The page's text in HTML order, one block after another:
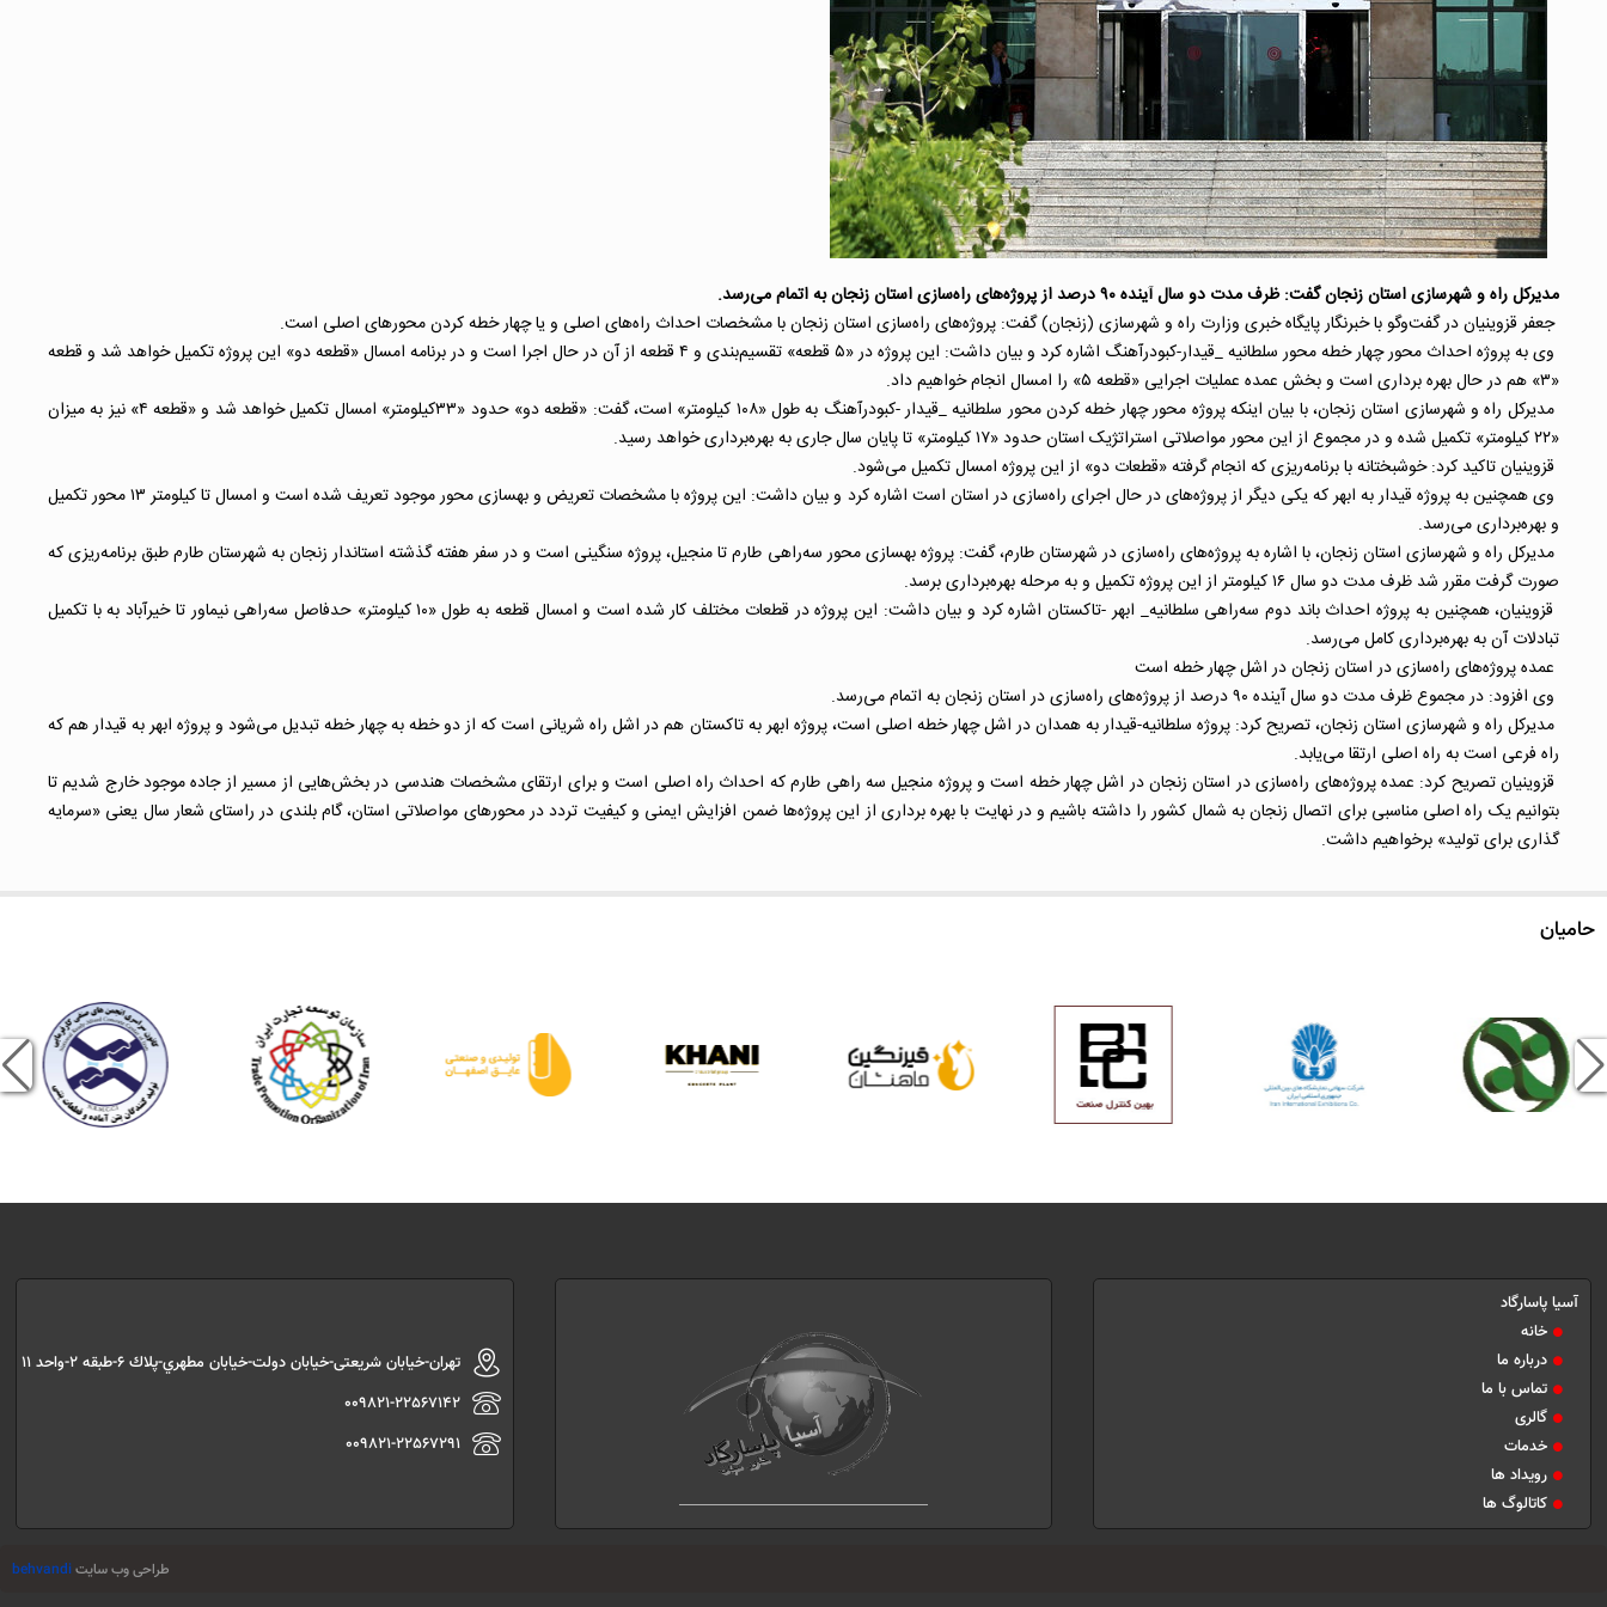
مدیرکل راه و شهرسازی استان زنجان گفت: ظرف مدت دو سال آینده ۹۰ درصد از پروژه‌های راه‌سازی استان زنجان به اتمام می‌رسد.
جعفر قزوینیان در گفت‌وگو با خبرنگار پایگاه خبری وزارت راه و شهرسازی (زنجان) گفت: پروژه‌های راه‌سازی استان زنجان با مشخصات احداث راه‌های اصلی و یا چهار خطه کردن محورهای اصلی است.
وی به پروژه احداث محور چهار خطه محور سلطانیه _قیدار-کبودرآهنگ اشاره کرد و بیان داشت: این پروژه در «۵ قطعه» تقسیم‌بندی و ۴ قطعه از آن در حال اجرا است و در برنامه امسال «قطعه دو» این پروژه تکمیل خواهد شد و قطعه
«۳» هم در حال بهره برداری است و بخش عمده عملیات اجرایی «قطعه ۵» را امسال انجام خواهیم داد.
مدیرکل راه و شهرسازی استان زنجان، با بیان اینکه پروژه محور چهار خطه کردن محور سلطانیه _قیدار -کبودرآهنگ به طول «۱۰۸ کیلومتر» است، گفت: «قطعه دو» حدود «۳۳کیلومتر» امسال تکمیل خواهد شد و «قطعه ۴» نیز به میزان
«۲۲ کیلومتر» تکمیل شده و در مجموع از این محور مواصلاتی استراتژیک استان حدود «۱۷ کیلومتر» تا پایان سال جاری به بهره‌برداری خواهد رسید.
قزوینیان تاکید کرد: خوشبختانه با برنامه‌ریزی که انجام گرفته «قطعات دو» از این پروژه امسال تکمیل می‌شود.
وی همچنین به پروژه قیدار به ابهر که یکی دیگر از پروژه‌های در حال اجرای راه‌سازی در استان است اشاره کرد و بیان داشت: این پروژه با مشخصات تعریض و بهسازی محور موجود تعریف شده است و امسال تا کیلومتر ۱۳ محور تکمیل
و بهره‌برداری می‌رسد.
مدیرکل راه و شهرسازی استان زنجان، با اشاره به پروژه‌های راه‌سازی در شهرستان طارم، گفت: پروژه بهسازی محور سه‌راهی طارم تا منجیل، پروژه سنگینی است و در سفر هفته گذشته استاندار زنجان به شهرستان طارم طبق برنامه‌ریزی که
صورت گرفت مقرر شد ظرف مدت دو سال ۱۶ کیلومتر از این پروژه تکمیل و به مرحله بهره‌برداری برسد.
قزوینیان، همچنین به پروژه احداث باند دوم سه‌راهی سلطانیه_ ابهر -تاکستان اشاره کرد و بیان داشت: این پروژه در قطعات مختلف کار شده است و امسال قطعه به طول «۱۰ کیلومتر» حدفاصل سه‌راهی نیماور تا خیرآباد به با تکمیل
تبادلات آن به بهره‌برداری کامل می‌رسد.
عمده پروژه‌های راه‌سازی در استان زنجان در اشل چهار خطه است
وی افزود: در مجموع ظرف مدت دو سال آینده ۹۰ درصد از پروژه‌های راه‌سازی در استان زنجان به اتمام می‌رسد.
مدیرکل راه و شهرسازی استان زنجان، تصریح کرد: پروژه سلطانیه-قیدار به همدان در اشل چهار خطه اصلی است، پروژه ابهر به تاکستان هم در اشل راه شریانی است که از دو خطه به چهار خطه تبدیل می‌شود و پروژه ابهر به قیدار هم که
راه فرعی است به راه اصلی ارتقا می‌یابد.
قزوینیان تصریح کرد: عمده پروژه‌های راه‌سازی در استان زنجان در اشل چهار خطه است و پروژه منجیل سه راهی طارم که احداث راه اصلی است و برای ارتقای مشخصات هندسی در بخش‌هایی از مسیر از جاده موجود خارج شدیم تا
بتوانیم یک راه اصلی مناسبی برای اتصال زنجان به شمال کشور را داشته باشیم و در نهایت با بهره برداری از این پروژه‌ها ضمن افزایش ایمنی و کیفیت تردد در محورهای مواصلاتی استان، گام بلندی در راستای شعار سال یعنی «سرمایه
گذاری برای تولید» برخواهیم داشت.
حامیان
آسیا پاسارگاد
خانه
درباره ما
تماس با ما
گالری
خدمات
رویداد ها
کاتالوگ ها
تهران-خیابان شریعتی-خیابان دولت-خیابان مطهري-پلاك 6-طبقه 2-واحد 11
009821-22567142
009821-22567291
طراحی وب سایتbehvandi